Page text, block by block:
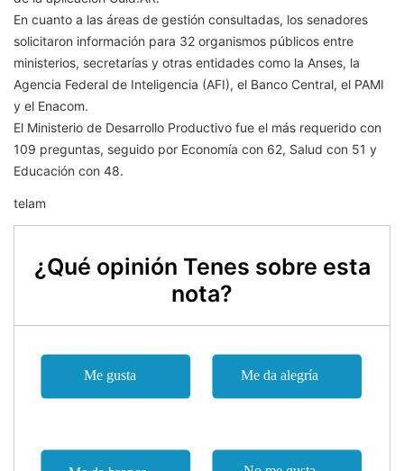
En cuanto a las áreas de gestión consultadas, los senadores
solicitaron información para 32 organismos públicos entre
ministerios, secretarías y otras entidades como la Anses, la
Agencia Federal de Inteligencia (AFI), el Banco Central, el PAMI
y el Enacom.
El Ministerio de Desarrollo Productivo fue el más requerido con
109 preguntas, seguido por Economía con 62, Salud con 51 y
Educación con 48.
telam
¿Qué opinión Tenes sobre esta
nota?